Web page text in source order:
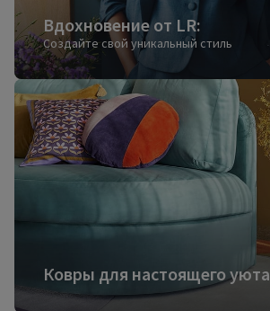
Вдохновение от LR:
Создайте свой уникальный стиль
Ковры для настоящего уюта
Ковры
для
настоящего
уюта